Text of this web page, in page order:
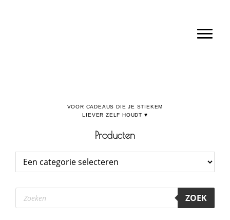
Producten
Producten
zoeken ZOEK